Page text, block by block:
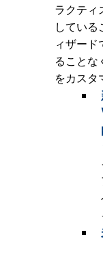
ラクティ
している
ィザード
ることな
をカスタ